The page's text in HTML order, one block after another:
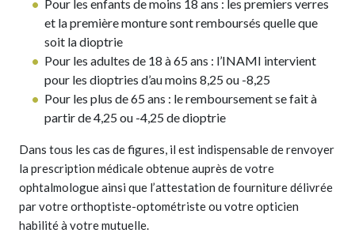
Pour les enfants de moins 18 ans : les premiers verres
et la première monture sont remboursés quelle que
soit la dioptrie
Pour les adultes de 18 à 65 ans : l’INAMI intervient
pour les dioptries d’au moins 8,25 ou -8,25
Pour les plus de 65 ans : le remboursement se fait à
partir de 4,25 ou -4,25 de dioptrie
Dans tous les cas de figures, il est indispensable de renvoyer
la prescription médicale obtenue auprès de votre
ophtalmologue ainsi que l’attestation de fourniture délivrée
par votre orthoptiste-optométriste ou votre opticien
habilité à votre mutuelle.